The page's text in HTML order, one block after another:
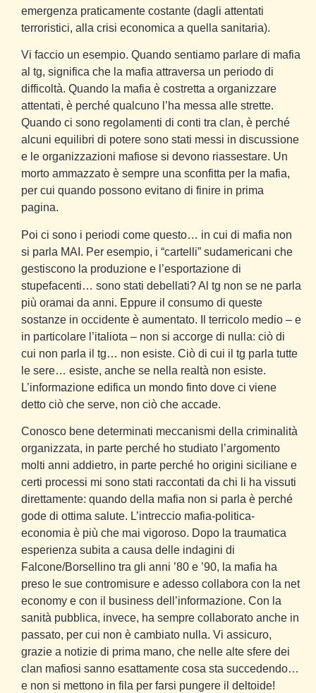
emergenza praticamente costante (dagli attentati
terroristici, alla crisi economica a quella sanitaria).
Vi faccio un esempio. Quando sentiamo parlare di mafia
al tg, significa che la mafia attraversa un periodo di
difficoltà. Quando la mafia è costretta a organizzare
attentati, è perché qualcuno l’ha messa alle strette.
Quando ci sono regolamenti di conti tra clan, è perché
alcuni equilibri di potere sono stati messi in discussione
e le organizzazioni mafiose si devono riassestare. Un
morto ammazzato è sempre una sconfitta per la mafia,
per cui quando possono evitano di finire in prima
pagina.
Poi ci sono i periodi come questo… in cui di mafia non
si parla MAI. Per esempio, i “cartelli” sudamericani che
gestiscono la produzione e l’esportazione di
stupefacenti… sono stati debellati? Al tg non se ne parla
più oramai da anni. Eppure il consumo di queste
sostanze in occidente è aumentato. Il terricolo medio – e
in particolare l’italiota – non si accorge di nulla: ciò di
cui non parla il tg… non esiste. Ciò di cui il tg parla tutte
le sere… esiste, anche se nella realtà non esiste.
L’informazione edifica un mondo finto dove ci viene
detto ciò che serve, non ciò che accade.
Conosco bene determinati meccanismi della criminalità
organizzata, in parte perché ho studiato l’argomento
molti anni addietro, in parte perché ho origini siciliane e
certi processi mi sono stati raccontati da chi li ha vissuti
direttamente: quando della mafia non si parla è perché
gode di ottima salute. L’intreccio mafia-politica-
economia è più che mai vigoroso. Dopo la traumatica
esperienza subita a causa delle indagini di
Falcone/Borsellino tra gli anni ’80 e ’90, la mafia ha
preso le sue contromisure e adesso collabora con la net
economy e con il business dell’informazione. Con la
sanità pubblica, invece, ha sempre collaborato anche in
passato, per cui non è cambiato nulla. Vi assicuro,
grazie a notizie di prima mano, che nelle alte sfere dei
clan mafiosi sanno esattamente cosa sta succedendo…
e non si mettono in fila per farsi pungere il deltoide!